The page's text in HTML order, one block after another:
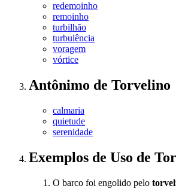
redemoinho
remoinho
turbilhão
turbulência
voragem
vórtice
Antônimo de Torvelino
calmaria
quietude
serenidade
Exemplos de Uso de
O barco foi engolido pelo